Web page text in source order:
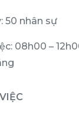
50 nhân sự
08h00 –